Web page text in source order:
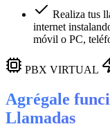
Realiza tus
internet
móvil o PC,
PBX VIRTUAL
Agrégale
Llamadas